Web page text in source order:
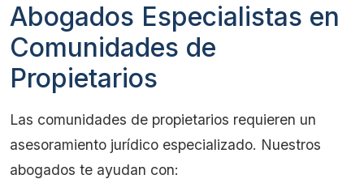
Abogados Especialistas en
Comunidades de
Propietarios
Las comunidades de propietarios requieren un
asesoramiento jurídico especializado. Nuestros
abogados te ayudan con: